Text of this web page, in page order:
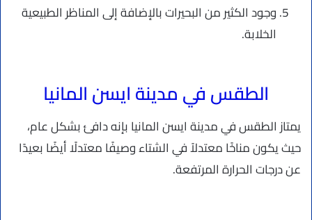
وجود الكثير من البحيرات بالإضافة إلى المناظر الطبيعية
الخلابة.
الطقس في مدينة ايسن المانيا
يمتاز الطقس في مدينة ايسن المانيا بإنه دافئ بشكل عام،
حيث يكون مناخًا معتدلاً في الشتاء وصيفًا معتدلًا أيضًا بعيدًا
عن درجات الحرارة المرتفعة.